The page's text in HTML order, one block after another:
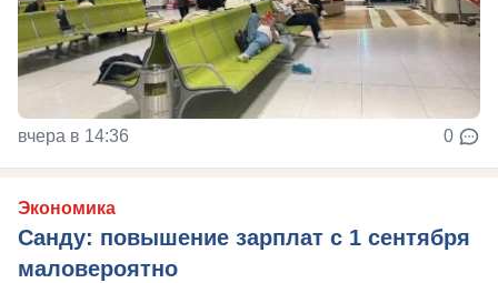
вчера в 14:36 0
Экономика
Санду: повышение зарплат с 1 сентября
маловероятно